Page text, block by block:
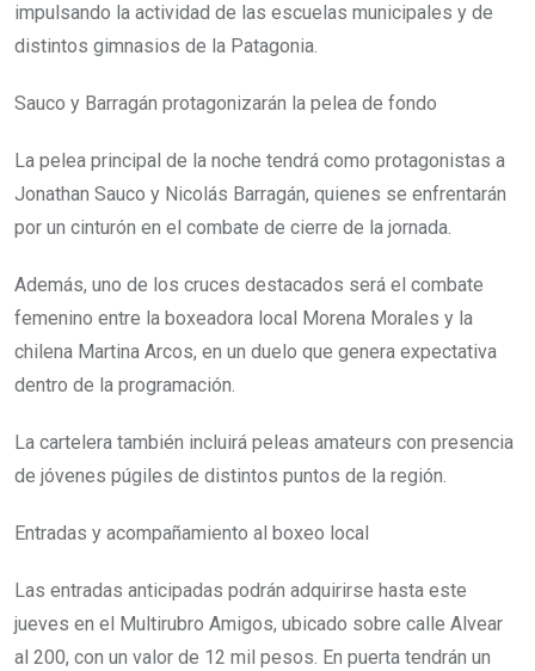
impulsando la actividad de las escuelas municipales y de
distintos gimnasios de la Patagonia.
Sauco y Barragán protagonizarán la pelea de fondo
La pelea principal de la noche tendrá como protagonistas a
Jonathan Sauco y Nicolás Barragán, quienes se enfrentarán
por un cinturón en el combate de cierre de la jornada.
Además, uno de los cruces destacados será el combate
femenino entre la boxeadora local Morena Morales y la
chilena Martina Arcos, en un duelo que genera expectativa
dentro de la programación.
La cartelera también incluirá peleas amateurs con presencia
de jóvenes púgiles de distintos puntos de la región.
Entradas y acompañamiento al boxeo local
Las entradas anticipadas podrán adquirirse hasta este
jueves en el Multirubro Amigos, ubicado sobre calle Alvear
al 200, con un valor de 12 mil pesos. En puerta tendrán un